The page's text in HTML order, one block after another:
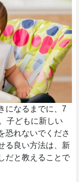
になるまでに、7
子どもに新しい
恐れないでくださ
る良い方法は、新
だと教えることで